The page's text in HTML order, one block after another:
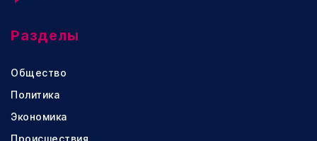
Разделы
Общество
Политика
Экономика